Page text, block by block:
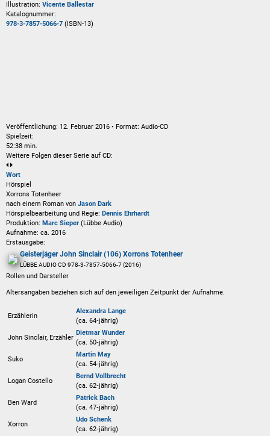
Illustration: Vicente Ballestar
Katalognummer:
978-3-7857-5066-7 (ISBN-13)
Veröffentlichung: 12. Februar 2016 • Format: Audio-CD
Spielzeit:
52:38 min.
Weitere Folgen dieser Serie auf CD:
Wort
Hörspiel
Xorrons Totenheer
nach einem Roman von Jason Dark
Hörspielbearbeitung und Regie: Dennis Ehrhardt
Produktion: Marc Sieper (Lübbe Audio)
Aufnahme: ca. 2016
Erstausgabe:
Geisterjäger John Sinclair (106) Xorrons Totenheer
LÜBBE AUDIO CD 978-3-7857-5066-7 (2016)
Rollen und Darsteller
Altersangaben beziehen sich auf den jeweiligen Zeitpunkt der Aufnahme.
Erzählerin
Alexandra Lange
(ca. 64‑jährig)
John Sinclair, Erzähler
Dietmar Wunder
(ca. 50‑jährig)
Suko
Martin May
(ca. 54‑jährig)
Logan Costello
Bernd Vollbrecht
(ca. 62‑jährig)
Ben Ward
Patrick Bach
(ca. 47‑jährig)
Xorron
Udo Schenk
(ca. 62‑jährig)